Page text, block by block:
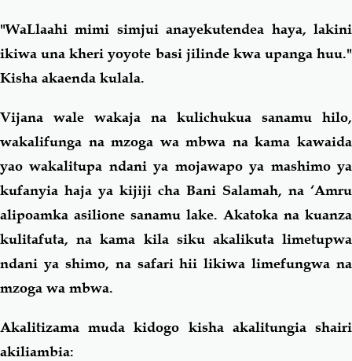
"WaLlaahi mimi simjui anayekutendea haya, lakini
ikiwa una kheri yoyote basi jilinde kwa upanga huu."
Kisha akaenda kulala.
Vijana wale wakaja na kulichukua sanamu hilo,
wakalifunga na mzoga wa mbwa na kama kawaida
yao wakalitupa ndani ya mojawapo ya mashimo ya
kufanyia haja ya kijiji cha Bani Salamah, na ‘Amru
alipoamka asilione sanamu lake. Akatoka na kuanza
kulitafuta, na kama kila siku akalikuta limetupwa
ndani ya shimo, na safari hii likiwa limefungwa na
mzoga wa mbwa.
Akalitizama muda kidogo kisha akalitungia shairi
akiliambia: